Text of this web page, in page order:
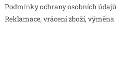
Podmínky ochrany osobních údajů
Reklamace, vrácení zboží, výměna